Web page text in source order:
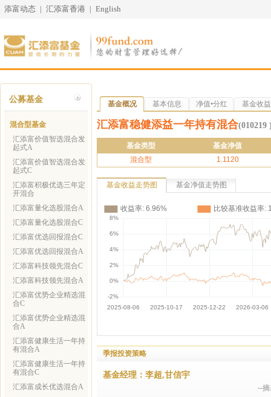
添富动态 | 汇添富香港 | English
公募基金
混合型基金
汇添富价值智选混合发
起式A
汇添富价值智选混合发
起式C
汇添富积极优选三年定
开混合
汇添富量化选股混合A
汇添富量化选股混合C
汇添富优选回报混合C
汇添富优选回报混合A
汇添富科技领先混合C
汇添富科技领先混合A
汇添富优势企业精选混
合C
汇添富优势企业精选混
合A
汇添富健康生活一年持
有混合A
汇添富健康生活一年持
有混合C
汇添富成长优选混合A
基金概况 基本信息 净值•分红 基金收益
汇添富稳健添益一年持有混合(010219
基金类型
基金净值
混合型
1.1120
基金收益走势图 基金净值走势图
季报投资策略
基金经理：李超,甘信宇
--